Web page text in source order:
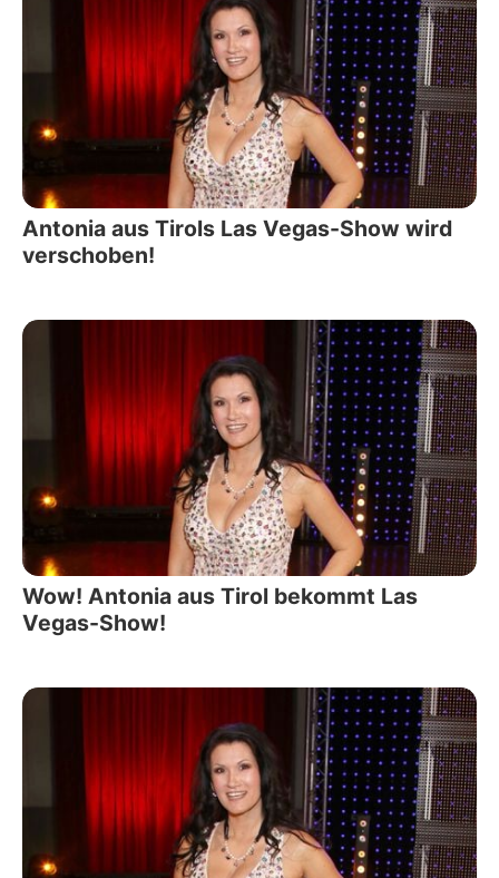
Antonia aus Tirols Las Vegas-Show wird
verschoben!
Wow! Antonia aus Tirol bekommt Las
Vegas-Show!